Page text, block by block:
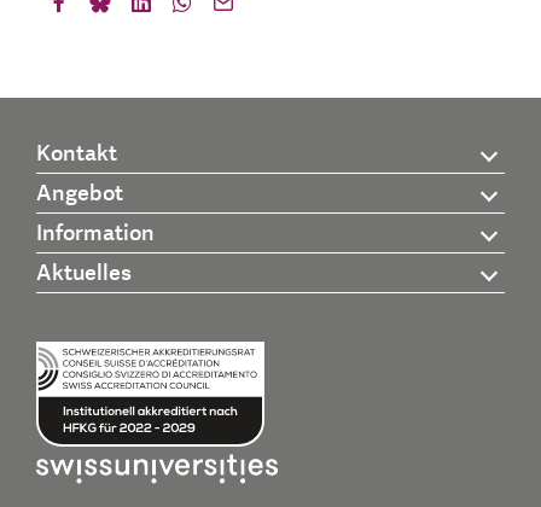
Kontakt
Angebot
Information
Aktuelles